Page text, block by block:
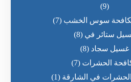
(9)
سوس الخشب (7)
ستائر في (8)
غسيل سجاد (8)
الحشرات (7)
في الشارقة (1)